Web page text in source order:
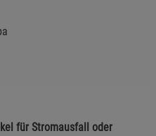
für Stromausfall oder